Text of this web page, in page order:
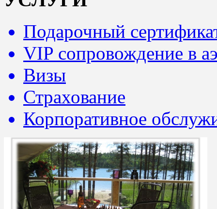
Подарочный
VIP сопровождение в
Визы
Страхование
Корпоративное